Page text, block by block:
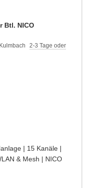
Btl. NICO
2-3 Tage oder